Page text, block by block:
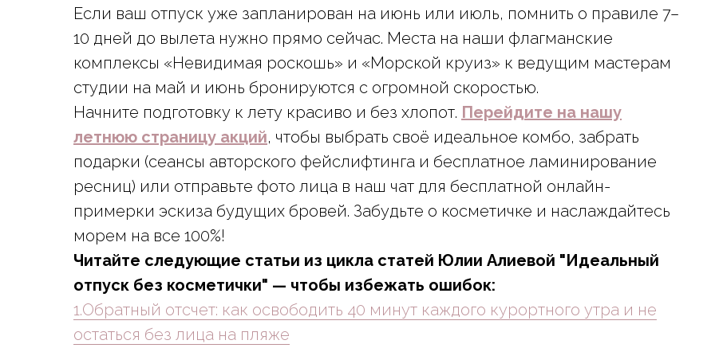
Если ваш отпуск уже запланирован на июнь или июль, помнить о правиле 7–
10 дней до вылета нужно прямо сейчас. Места на наши флагманские
комплексы «Невидимая роскошь» и «Морской круиз» к ведущим мастерам
студии на май и июнь бронируются с огромной скоростью.
Начните подготовку к лету красиво и без хлопот. Перейдите на нашу
летнюю страницу акций, чтобы выбрать своё идеальное комбо, забрать
подарки (сеансы авторского фейслифтинга и бесплатное ламинирование
ресниц) или отправьте фото лица в наш чат для бесплатной онлайн-
примерки эскиза будущих бровей. Забудьте о косметичке и наслаждайтесь
морем на все 100%!
Читайте следующие статьи из цикла статей Юлии Алиевой "Идеальный
отпуск без косметички" — чтобы избежать ошибок:
1.Обратный отсчет: как освободить 40 минут каждого курортного утра и не
остаться без лица на пляже